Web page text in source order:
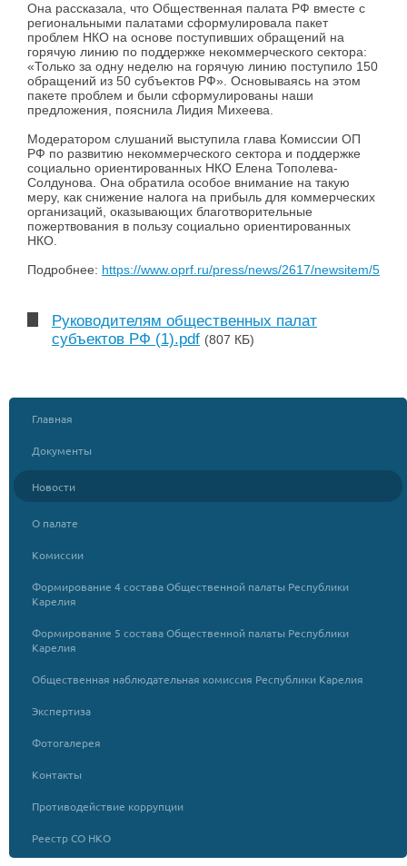
Она рассказала, что Общественная палата РФ вместе с
региональными палатами сформулировала пакет
проблем НКО на основе поступивших обращений на
горячую линию по поддержке некоммерческого сектора:
«Только за одну неделю на горячую линию поступило 150
обращений из 50 субъектов РФ». Основываясь на этом
пакете проблем и были сформулированы наши
предложения, пояснила Лидия Михеева.
Модератором слушаний выступила глава Комиссии ОП
РФ по развитию некоммерческого сектора и поддержке
социально ориентированных НКО Елена Тополева-
Солдунова. Она обратила особое внимание на такую
меру, как снижение налога на прибыль для коммерческих
организаций, оказывающих благотворительные
пожертвования в пользу социально ориентированных
НКО.
Подробнее: https://www.oprf.ru/press/news/2617/newsitem/
Руководителям общественных палат
субъектов РФ (1).pdf (807 КБ)
Главная
Документы
Новости
О палате
Комиссии
Формирование 4 состава Общественной палаты Республики
Карелия
Формирование 5 состава Общественной палаты Республики
Карелия
Общественная наблюдательная комиссия Республики Карелия
Экспертиза
Фотогалерея
Контакты
Противодействие коррупции
Реестр СО НКО